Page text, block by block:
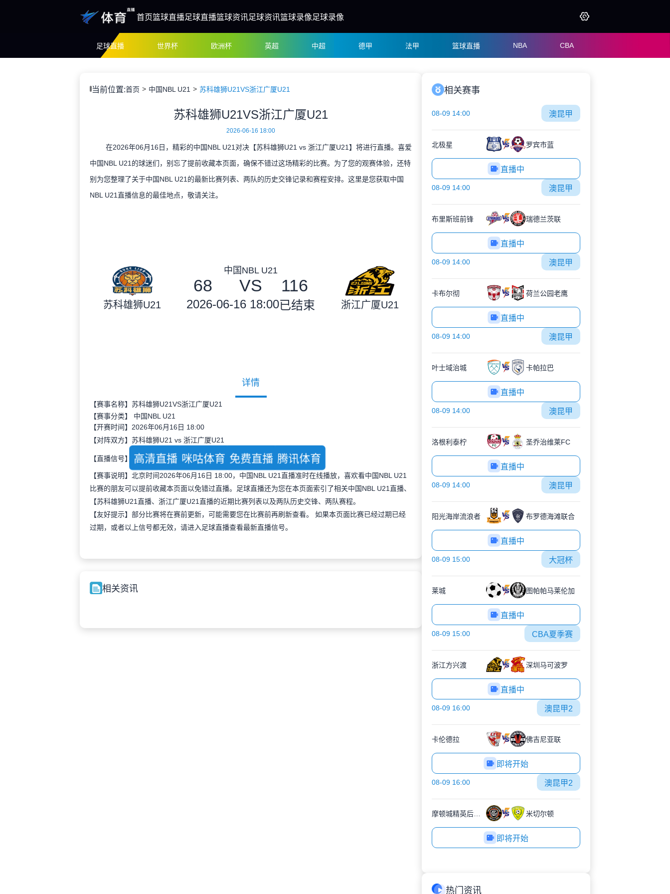
首页篮球直播足球直播篮球资讯足球资讯篮球录像足球录像
足球直播 世界杯 欧洲杯 英超 中超 德甲 法甲 篮球直播 NBA CBA
当前位置:首页 中国NBL U21 苏科雄狮U21VS浙江广厦U21
苏科雄狮U21VS浙江广厦U21
2026-06-16 18:00
在2026年06月16日，精彩的中国NBL U21对决【苏科雄狮U21 vs 浙江广厦U21】将进行直播。喜爱
中国NBL U21的球迷们，别忘了提前收藏本页面，确保不错过这场精彩的比赛。为了您的观赛体验，还特
别为您整理了关于中国NBL U21的最新比赛列表、两队的历史交锋记录和赛程安排。这里是您获取中国
NBL U21直播信息的最佳地点，敬请关注。
苏科雄狮U21
中国NBL U21
68 VS 116
2026-06-16 18:00已结束 浙江广厦U21
详情
【赛事名称】苏科雄狮U21VS浙江广厦U21
【赛事分类】 中国NBL U21
【开赛时间】2026年06月16日 18:00
【对阵双方】苏科雄狮U21 vs 浙江广厦U21
【直播信号】 高清直播 咪咕体育 免费直播 腾讯体育
【赛事说明】北京时间2026年06月16日 18:00，中国NBL U21直播准时在线播放，喜欢看中国NBL U21
比赛的朋友可以提前收藏本页面以免错过直播。足球直播还为您在本页面索引了相关中国NBL U21直播、
【苏科雄狮U21直播、浙江广厦U21直播的近期比赛列表以及两队历史交锋、两队赛程。
【友好提示】部分比赛将在赛前更新，可能需要您在比赛前再刷新查看。 如果本页面比赛已经过期已经
过期，或者以上信号都无效，请进入足球直播查看最新直播信号。
相关资讯
相关赛事
08-09 14:00 澳昆甲
北极星 罗宾市蓝
直播中
08-09 14:00 澳昆甲
布里斯班前锋 瑞德兰茨联
直播中
08-09 14:00 澳昆甲
卡布尔彻 荷兰公园老鹰
直播中
08-09 14:00 澳昆甲
叶士域治城 卡帕拉巴
直播中
08-09 14:00 澳昆甲
洛根利泰柠 圣乔治维莱FC
直播中
08-09 14:00 澳昆甲
阳光海岸流浪者 布罗德海滩联合
直播中
08-09 15:00 大冠杯
莱城 图帕帕马莱伦加
直播中
08-09 15:00 CBA夏季赛
浙江方兴渡 深圳马可波罗
直播中
08-09 16:00 澳昆甲2
卡伦德拉 佛吉尼亚联
即将开始
08-09 16:00 澳昆甲2
米切尔顿
即将开始
热门资讯